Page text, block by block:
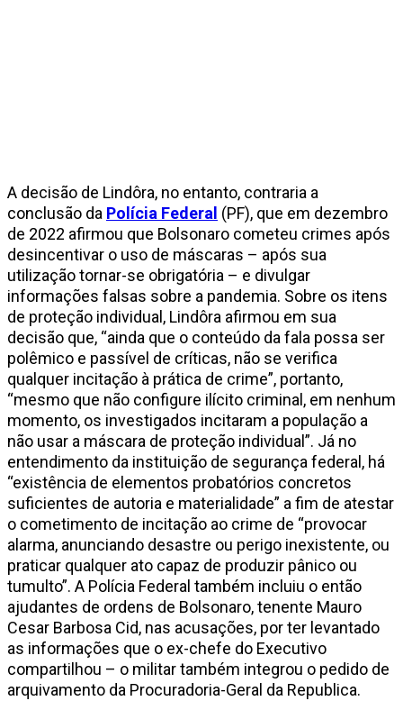
A decisão de Lindôra, no entanto, contraria a
conclusão da Polícia Federal (PF), que em dezembro
de 2022 afirmou que Bolsonaro cometeu crimes após
desincentivar o uso de máscaras – após sua
utilização tornar-se obrigatória – e divulgar
informações falsas sobre a pandemia. Sobre os itens
de proteção individual, Lindôra afirmou em sua
decisão que, “ainda que o conteúdo da fala possa ser
polêmico e passível de críticas, não se verifica
qualquer incitação à prática de crime”, portanto,
“mesmo que não configure ilícito criminal, em nenhum
momento, os investigados incitaram a população a
não usar a máscara de proteção individual”. Já no
entendimento da instituição de segurança federal, há
“existência de elementos probatórios concretos
suficientes de autoria e materialidade” a fim de atestar
o cometimento de incitação ao crime de “provocar
alarma, anunciando desastre ou perigo inexistente, ou
praticar qualquer ato capaz de produzir pânico ou
tumulto”. A Polícia Federal também incluiu o então
ajudantes de ordens de Bolsonaro, tenente Mauro
Cesar Barbosa Cid, nas acusações, por ter levantado
as informações que o ex-chefe do Executivo
compartilhou – o militar também integrou o pedido de
arquivamento da Procuradoria-Geral da Republica.